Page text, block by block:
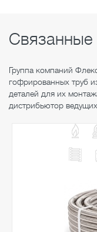
Связанные
Группа компаний
гофрированных труб
деталей для их
дистрибьютор